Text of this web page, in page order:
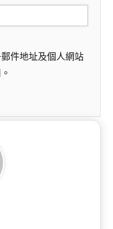
件地址及個人網站